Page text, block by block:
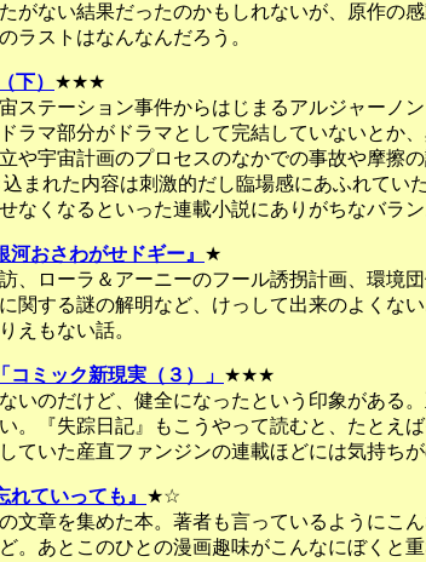
がない結果だったのかもしれないが、原作の
ラストはなんなんだろう。
（下） ★★★
ステーション事件からはじまるアルジャーノ
ラマ部分がドラマとして完結していないとか
や宇宙計画のプロセスのなかでの事故や摩擦
まれた内容は刺激的だし臨場感にあふれて
なくなるといった連載小説にありがちなバラ
河おさわがせドギー』 ★
ローラ＆アーニーのフール誘拐計画、環境
関する謎の解明など、けっして出来のよくな
えもない話。
「コミック新現実（３）」 ★★★
いのだけど、健全になったという印象がある
。『失踪日記』もこうやって読むと、たとえ
ていた産直ファンジンの連載ほどには気持ちが
れていっても』 ★☆
文章を集めた本。著者も言っているようにこ
。あとこのひとの漫画趣味がこんなにぼくと